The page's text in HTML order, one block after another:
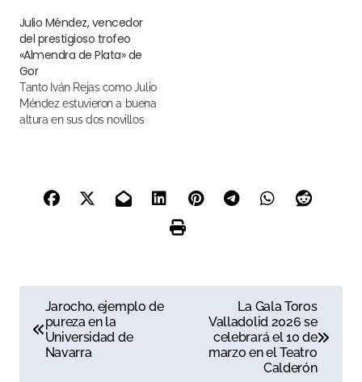
Julio Méndez, vencedor
del prestigioso trofeo
«Almendra de Plata» de
Gor
Tanto Iván Rejas como Julio
Méndez estuvieron a buena
altura en sus dos novillos
a
Jarocho, ejemplo de
pureza en la
Universidad de
Navarra
La Gala Toros
Valladolid 2026 se
celebrará el 10 de
marzo en el Teatro
Calderón